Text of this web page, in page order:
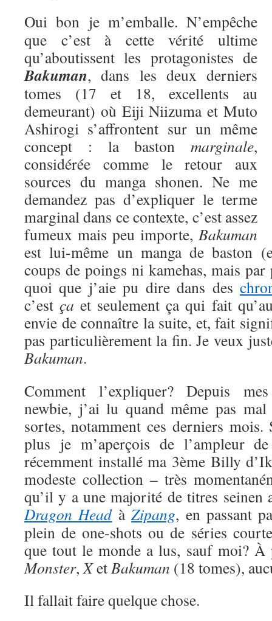
Oui bon je m’emballe. N’empêche
que c’est à cette vérité ultime
qu’aboutissent les protagonistes de
Bakuman, dans les deux derniers
tomes (17 et 18, excellents au
demeurant) où Eiji Niizuma et Muto
Ashirogi s’affrontent sur un même
concept : la baston marginale,
considérée comme le retour aux
sources du manga shonen. Ne me
demandez pas d’expliquer le terme
marginal dans ce contexte, c’est assez
fumeux mais peu importe, Bakuman
est lui-même un manga de baston
coups de poings ni kamehas, mais
quoi que j’aie pu dire dans des
c’estça et seulement ça qui fait
envie de connaître la suite, et, fait
pas particulièrement la fin. Je veux
Bakuman.
Comment l’expliquer? Depuis
newbie, j’ai lu quand même pas
sortes, notamment ces derniers
plus je m’aperçois de l’ampleur
récemment installé ma 3ème Billy
modeste collection – très
qu’il y a une majorité de titres seinen
Dragon HeadàZipang, en passant
plein de one-shots ou de séries
que tout le monde a lus, sauf moi?
Monster,XetBakuman (18 tomes),
Il fallait faire quelque chose.